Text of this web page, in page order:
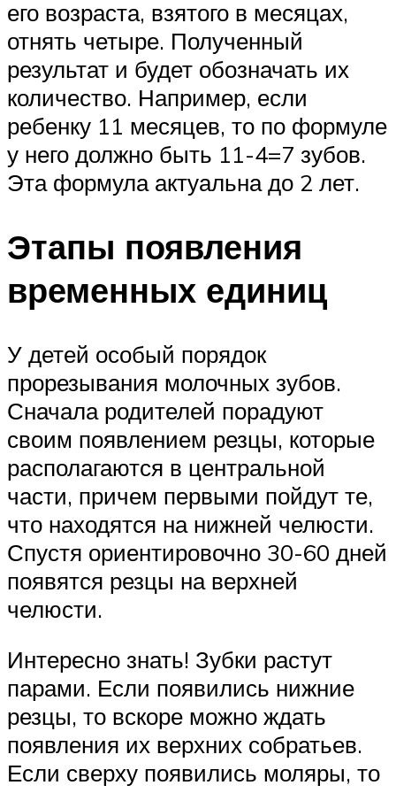
его возраста, взятого в месяцах,
отнять четыре. Полученный
результат и будет обозначать их
количество. Например, если
ребенку 11 месяцев, то по формуле
у него должно быть 11-4=7 зубов.
Эта формула актуальна до 2 лет.
Этапы появления
временных единиц
У детей особый порядок
прорезывания молочных зубов.
Сначала родителей порадуют
своим появлением резцы, которые
располагаются в центральной
части, причем первыми пойдут те,
что находятся на нижней челюсти.
Спустя ориентировочно 30-60 дней
появятся резцы на верхней
челюсти.
Интересно знать! Зубки растут
парами. Если появились нижние
резцы, то вскоре можно ждать
появления их верхних собратьев.
Если сверху появились моляры, то